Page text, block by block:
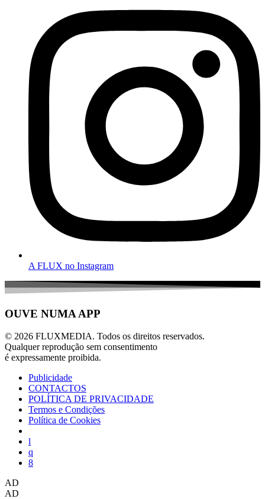
A FLUX no Instagram
OUVE NUMA APP
© 2026 FLUXMEDIA. Todos os direitos reservados.
Qualquer reprodução sem consentimento
é expressamente proibida.
Publicidade
CONTACTOS
POLÍTICA DE PRIVACIDADE
Termos e Condições
Política de Cookies
AD
AD